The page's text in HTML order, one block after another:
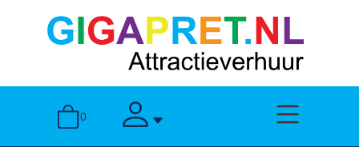
0
toggle account toggle menu
sluiten
Attractieverhuur